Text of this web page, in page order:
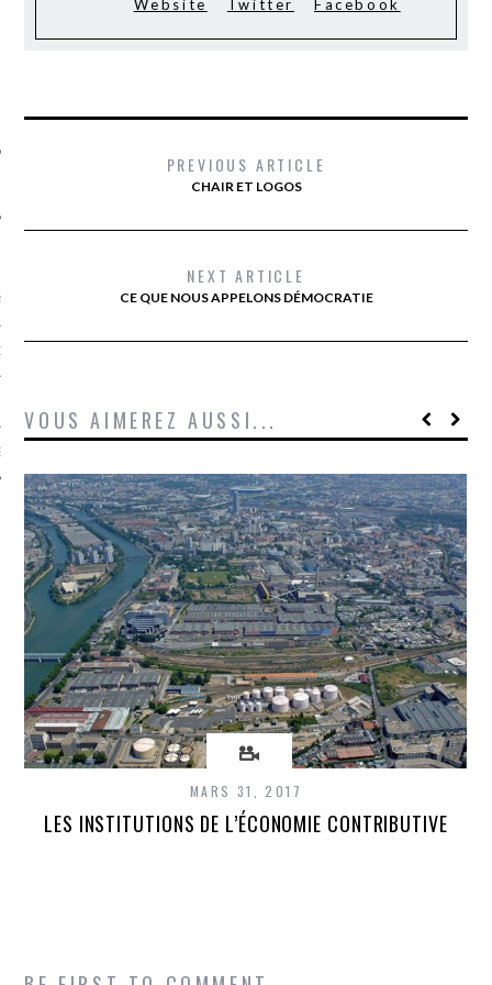
SUIVEZ-NOUS
CARAVELLE
PODCAST
Website Twitter Facebook
PREVIOUS ARTICLE
CHAIR ET LOGOS
NEXT ARTICLE
CE QUE NOUS APPELONS DÉMOCRATIE
VOUS AIMEREZ AUSSI...
MARS 31, 2017
LES INSTITUTIONS DE L’ÉCONOMIE CONTRIBUTIVE